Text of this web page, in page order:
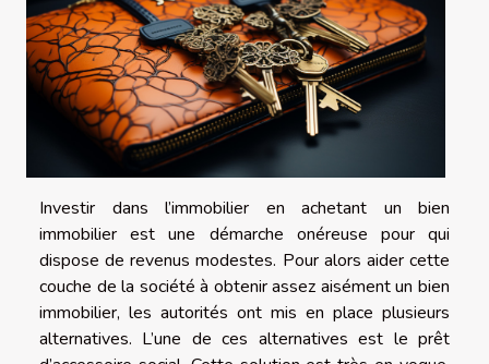
Investir dans l’immobilier en achetant un bien
immobilier est une démarche onéreuse pour qui
dispose de revenus modestes. Pour alors aider cette
couche de la société à obtenir assez aisément un bien
immobilier, les autorités ont mis en place plusieurs
alternatives. L’une de ces alternatives est le prêt